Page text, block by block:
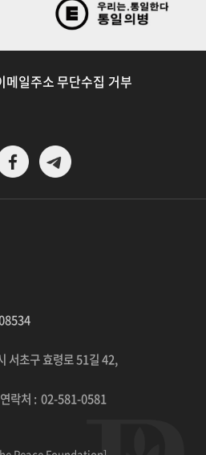
메일주소 무단수집 거부
서초구 효령로 51길 42,
연락처 :02-581-0581